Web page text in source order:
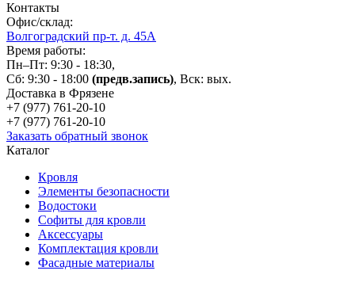
Контакты
Офис/склад:
Волгоградский пр-т. д. 45А
Время работы:
Пн–Пт: 9:30 - 18:30,
Сб: 9:30 - 18:00 (предв.запись), Вск: вых.
Доставка в Фрязене
+7 (977) 761-20-10
+7 (977) 761-20-10
Заказать обратный звонок
Каталог
Кровля
Элементы безопасности
Водостоки
Софиты для кровли
Аксессуары
Комплектация кровли
Фасадные материалы